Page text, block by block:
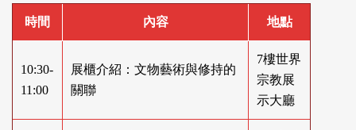
時間 內容 地點
10:30-
11:00
展櫃介紹：文物藝術與修持的
關聯
7樓世界
宗教展
示大廳